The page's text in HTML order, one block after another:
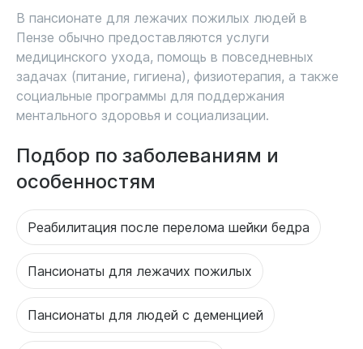
В пансионате для лежачих пожилых людей в
Пензе обычно предоставляются услуги
медицинского ухода, помощь в повседневных
задачах (питание, гигиена), физиотерапия, а также
социальные программы для поддержания
ментального здоровья и социализации.
Подбор по заболеваниям и
особенностям
Реабилитация после перелома шейки бедра
Пансионаты для лежачих пожилых
Пансионаты для людей с деменцией